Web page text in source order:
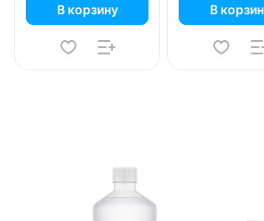
В корзину В